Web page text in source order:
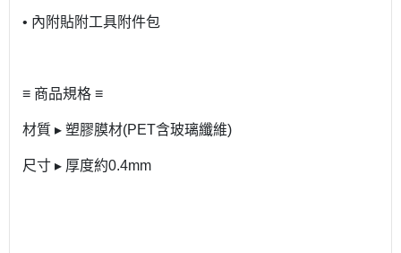
• 內附貼附工具附件包
≡ 商品規格 ≡
材質 ▸ 塑膠膜材(PET含玻璃纖維)
尺寸 ▸ 厚度約0.4mm